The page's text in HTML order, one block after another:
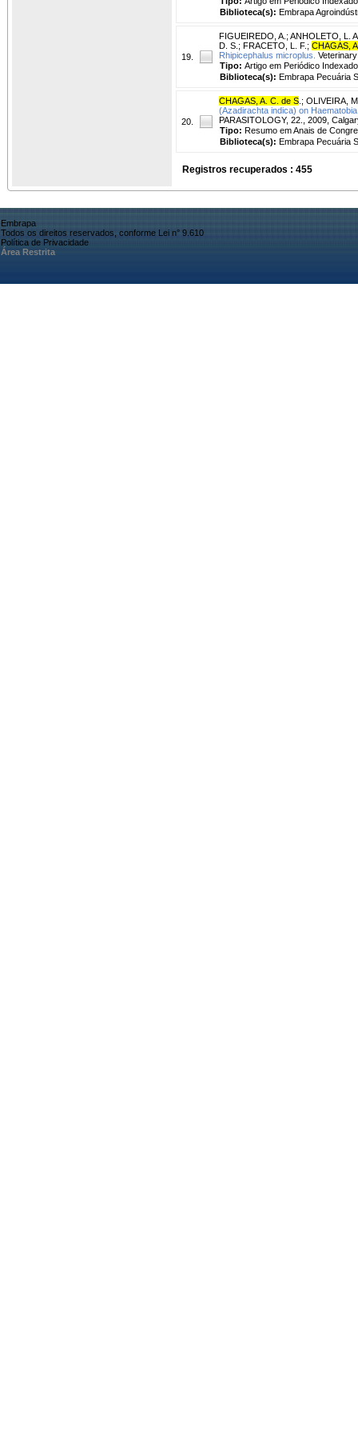
Biblioteca(s): Embrapa
19.
FIGUEIREDO, A. ; ANHOLETO, L.
D. S. ; FRACETO, L. F. ; CHAGAS,
Rhipicephalus microplus.
Tipo: Artigo em Periódico Indexado
Biblioteca(s): Embrapa Pecuária
20.
CHAGAS, A. C. de S ; OLIVEIRA,
(Azadirachta indica) on
PARASITOLOGY, 22., 2009,
Tipo: Resumo em Anais de
Biblioteca(s): Embrapa Pecuária
Registros recuperados : 455
Embrapa
Todos os direitos reservados, conforme Lei n° 9.610
Política de Privacidade
Área Restrita